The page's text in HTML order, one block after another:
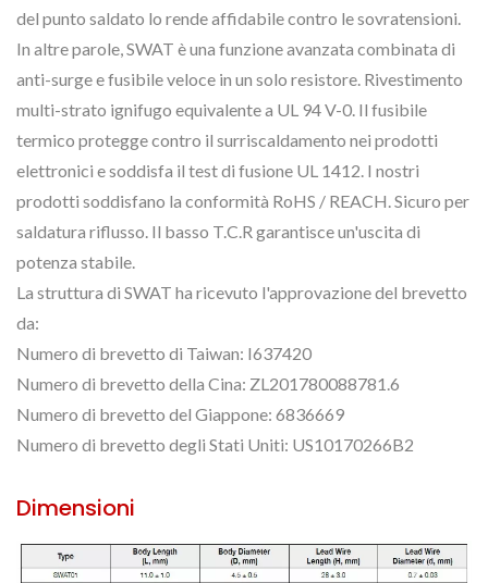
del punto saldato lo rende affidabile contro le sovratensioni.
In altre parole, SWAT è una funzione avanzata combinata di
anti-surge e fusibile veloce in un solo resistore. Rivestimento
multi-strato ignifugo equivalente a UL 94 V-0. Il fusibile
termico protegge contro il surriscaldamento nei prodotti
elettronici e soddisfa il test di fusione UL 1412. I nostri
prodotti soddisfano la conformità RoHS / REACH. Sicuro per
saldatura riflusso. Il basso T.C.R garantisce un'uscita di
potenza stabile.
La struttura di SWAT ha ricevuto l'approvazione del brevetto
da:
Numero di brevetto di Taiwan: I637420
Numero di brevetto della Cina: ZL201780088781.6
Numero di brevetto del Giappone: 6836669
Numero di brevetto degli Stati Uniti: US10170266B2
Dimensioni